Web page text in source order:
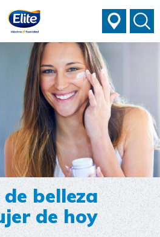
belleza
de hoy